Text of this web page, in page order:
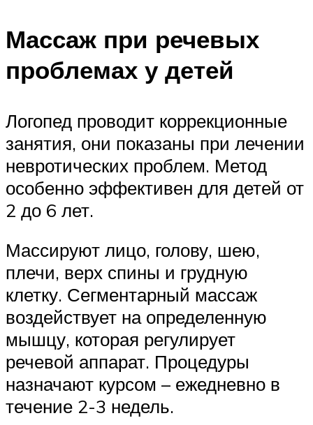
Массаж при речевых
проблемах у детей
Логопед проводит коррекционные
занятия, они показаны при лечении
невротических проблем. Метод
особенно эффективен для детей от
2 до 6 лет.
Массируют лицо, голову, шею,
плечи, верх спины и грудную
клетку. Сегментарный массаж
воздействует на определенную
мышцу, которая регулирует
речевой аппарат. Процедуры
назначают курсом – ежедневно в
течение 2-3 недель.